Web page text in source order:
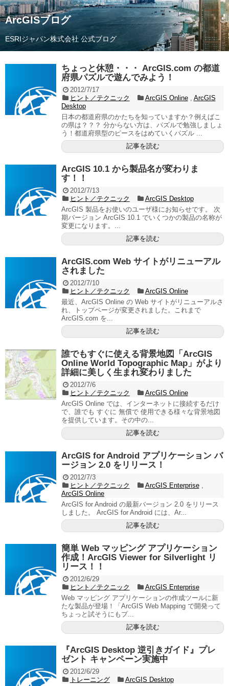
ArcGISブログ
ESRIジャパン株式会社 公式ブログ
ちょっと休憩・・・ ArcGIS.com の都道
府県パズルで遊んでみよう！
2012/7/17
ヒント／テクニック
ArcGIS Online, ArcGIS
Desktop
日本の都道府県のかたちを知っていますか？例えばこ
の県は？？？ 分からない方は、パズルで勉強しましょ
う！都道府県型のピースをはめていくパズル ...
記事を読む
ArcGIS 10.1 から製品名が変わりま
す！！
2012/7/13
ヒント／テクニック
ArcGIS Desktop
ArcGIS 製品をお使いのユーザ様にお知らせです。 次
期バージョン ArcGIS 10.1 でいくつかの製品の名称が
変更になります。...
記事を読む
ArcGIS.com Web サイトがリニューアル
されました
2012/7/10
ヒント／テクニック
ArcGIS Online
最近、ArcGIS Online の Web サイトがリニューアルさ
れ、トップページが変更されました。これまで
ArcGIS.com を...
記事を読む
誰でもすぐに使える背景地図「ArcGIS
Online World Topographic Map」がより
詳細に美しく生まれ変わりました
2012/7/6
ヒント／テクニック
ArcGIS Online
ArcGIS Online では、インターネットに接続するだけ
で、誰でも すぐに 無償で 使用できる様々な背景地図
を提供しています。その中の...
記事を読む
ArcGIS for Android アプリケーション バ
ージョン 2.0 をリリース！
2012/7/3
ヒント／テクニック
ArcGIS Enterprise,
ArcGIS Online
ArcGIS for Android の最新バージョン 2.0 をリリース
しました。 ArcGIS for Android には、Ar...
記事を読む
簡単 Web マッピング アプリケーション
作成！ArcGIS Viewer for Silverlight リ
リース！！
2012/6/29
ヒント／テクニック
ArcGIS Enterprise
Web マッピング アプリケーションの作成ツールに新
たな製品が登場！「ArcGIS Web Mapping で開発って
ちょっと試そうにもプ...
記事を読む
『ArcGIS Desktop 逆引きガイド』プレ
ゼント キャンペーン実施中
2012/6/29
トレーニング
ArcGIS Desktop